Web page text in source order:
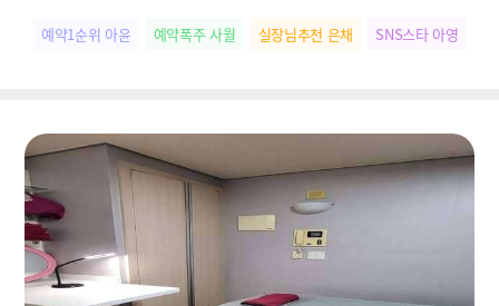
예약1순위 아윤 예약폭주 사월 실장님추천 은채 SNS스타 아영